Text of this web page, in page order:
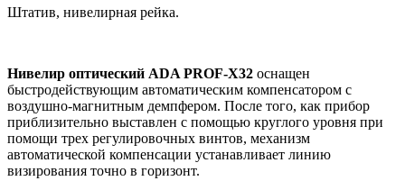
Штатив, нивелирная рейка.
Нивелир оптический ADA PROF-X32​ оснащен
быстродействующим автоматическим компенсатором с
воздушно-магнитным демпфером. После того, как прибор
приблизительно выставлен с помощью круглого уровня при
помощи трех регулировочных винтов, механизм
автоматической компенсации устанавливает линию
визирования точно в горизонт.